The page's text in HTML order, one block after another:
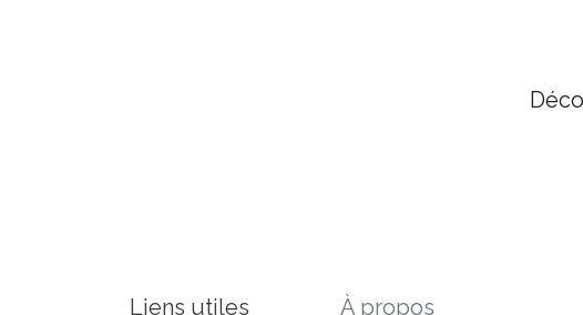
Liens utiles À propos